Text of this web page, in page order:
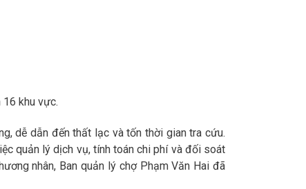
khu vực.
dễ dẫn đến thất lạc và tốn thời gian tra cứu.
quản lý dịch vụ, tính toán chi phí và đối soát
nhân, Ban quản lý chợ Phạm Văn Hai đã